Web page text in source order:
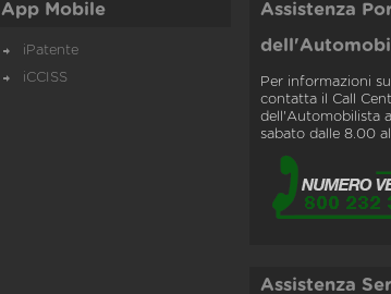
App Mobile
iPatente
iCCISS
Assistenza
Per informazioni
contatta il Call
dell'Automobilista
sabato dalle 8.00
Assistenza